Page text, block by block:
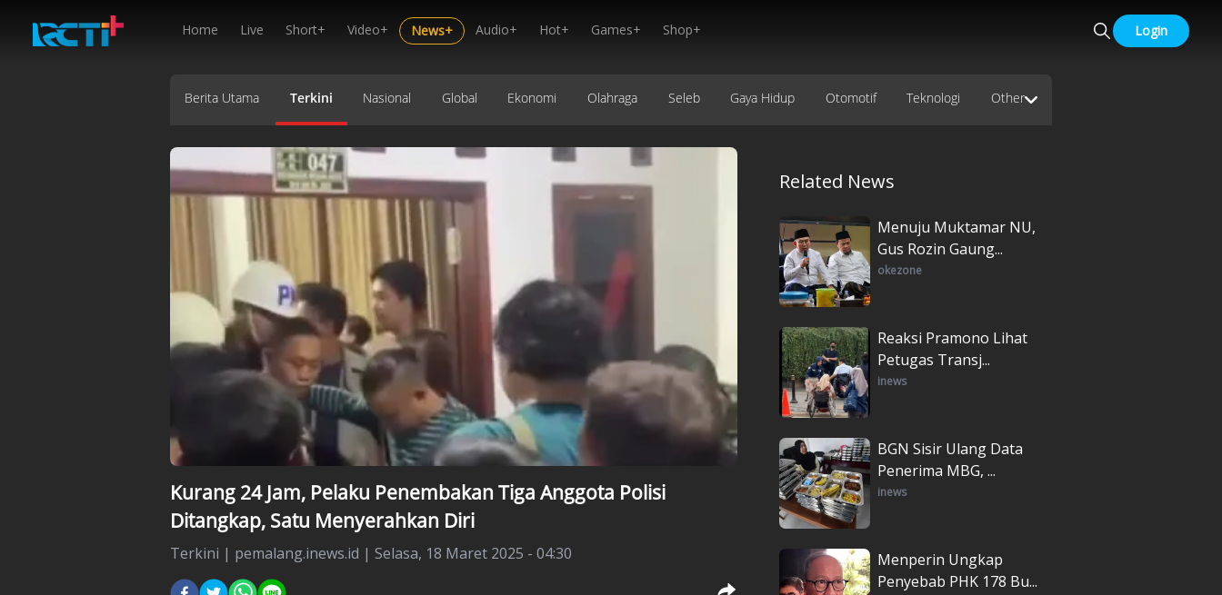
Home Live Short+ Video+ News+ Audio+ Hot+ Games+ Shop+ Login
Berita Utama Terkini Nasional Global Ekonomi Olahraga Seleb Gaya Hidup Otomotif Teknologi Other
Kurang 24 Jam, Pelaku Penembakan Tiga Anggota Polisi
Ditangkap, Satu Menyerahkan Diri
Terkini | pemalang.inews.id | Selasa, 18 Maret 2025 - 04:30
Related News
Menuju Muktamar NU,
Gus Rozin Gaung...
okezone
Reaksi Pramono Lihat
Petugas Transj...
inews
BGN Sisir Ulang Data
Penerima MBG, ...
inews
Menperin Ungkap
Penyebab PHK 178 Bu...